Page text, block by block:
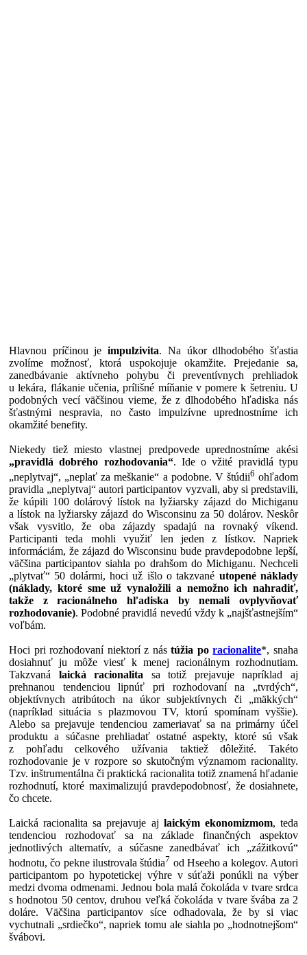
Hlavnou príčinou jeimpulzivita. Na úkor dlhodobého šťastia
zvolíme možnosť, ktorá uspokojuje okamžite. Prejedanie sa,
zanedbávanie aktívneho pohybu či preventívnych prehliadok
u lekára, flákanie učenia, prílišné míňanie v pomere k šetreniu. U
podobných vecí väčšinou vieme, že z dlhodobého hľadiska nás
šťastnými nespravia, no často impulzívne uprednostníme ich
okamžité benefity.
Niekedy tiež miesto vlastnej predpovede uprednostníme akési
„pravidlá dobrého rozhodovania“. Ide o vžité pravidlá typu
„neplytvaj“, „neplať za meškanie“ a podobne. V štúdii6 ohľadom
pravidla „neplytvaj“ autori participantov vyzvali, aby si predstavili,
že kúpili 100 dolárový lístok na lyžiarsky zájazd do Michiganu
a lístok na lyžiarsky zájazd do Wisconsinu za 50 dolárov. Neskôr
však vysvitlo, že oba zájazdy spadajú na rovnaký víkend.
Participanti teda mohli využiť len jeden z lístkov. Napriek
informáciám, že zájazd do Wisconsinu bude pravdepodobne lepší,
väčšina participantov siahla po drahšom do Michiganu. Nechceli
„plytvať“ 50 dolármi, hoci už išlo o takzvané utopené náklady
(náklady, ktoré sme už vynaložili a nemožno ich nahradiť,
takže z racionálneho hľadiska by nemali ovplyvňovať
rozhodovanie). Podobné pravidlá nevedú vždy k „najšťastnejším“
voľbám.
Hoci pri rozhodovaní niektorí z nástúžia poracionalite*, snaha
dosiahnuť ju môže viesť k menej racionálnym rozhodnutiam.
Takzvaná laická racionalita sa totiž prejavuje napríklad aj
prehnanou tendenciou lipnúť pri rozhodovaní na „tvrdých“,
objektívnych atribútoch na úkor subjektívnych či „mäkkých“
(napríklad situácia s plazmovou TV, ktorú spomínam vyššie).
Alebo sa prejavuje tendenciou zameriavať sa na primárny účel
produktu a súčasne prehliadať ostatné aspekty, ktoré sú však
z pohľadu celkového užívania taktiež dôležité. Takéto
rozhodovanie je v rozpore so skutočným významom racionality.
Tzv. inštrumentálna či praktická racionalita totiž znamená hľadanie
rozhodnutí, ktoré maximalizujú pravdepodobnosť, že dosiahnete,
čo chcete.
Laická racionalita sa prejavuje aj laickým ekonomizmom, teda
tendenciou rozhodovať sa na základe finančných aspektov
jednotlivých alternatív, a súčasne zanedbávať ich „zážitkovú“
hodnotu, čo pekne ilustrovala štúdia7 od Hseeho a kolegov. Autori
participantom po hypotetickej výhre v súťaži ponúkli na výber
medzi dvoma odmenami. Jednou bola malá čokoláda v tvare srdca
s hodnotou 50 centov, druhou veľká čokoláda v tvare švába za 2
doláre. Väčšina participantov síce odhadovala, že by si viac
vychutnali „srdiečko“, napriek tomu ale siahla po „hodnotnejšom“
švábovi.